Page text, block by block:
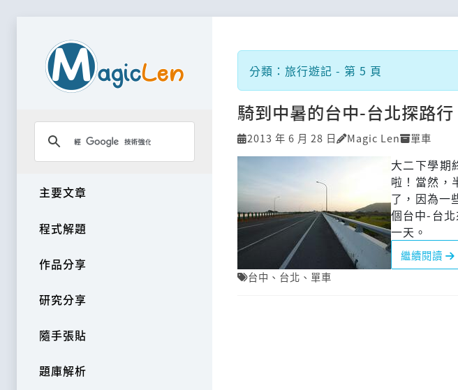
主要文章
程式解題
作品分享
研究分享
隨手張貼
題庫解析
分類：旅行遊記 - 第 5 頁
騎到中暑的台中-台北探路行
2013 年 6 月 28 日 Magic Len 單車
大二下學期
啦！當然，
了，因為一
個台中-台
一天。
繼續閱讀
台中 、 台北 、 單車